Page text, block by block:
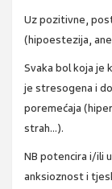
Uz pozitivne,
(hipoestezija,
Svaka bol koja je
je stresogena i
poremećaja
strah…).
NB potencira i/ili
anksioznost i